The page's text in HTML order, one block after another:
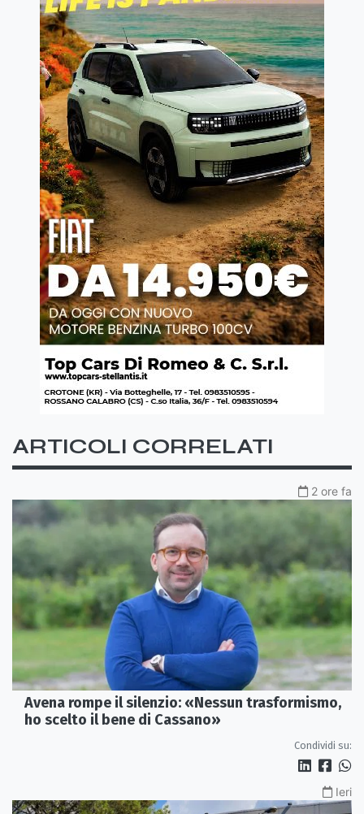
ARTICOLI CORRELATI
2 ore fa
Avena rompe il silenzio: «Nessun trasformismo,
ho scelto il bene di Cassano»
Condividi su:
Ieri